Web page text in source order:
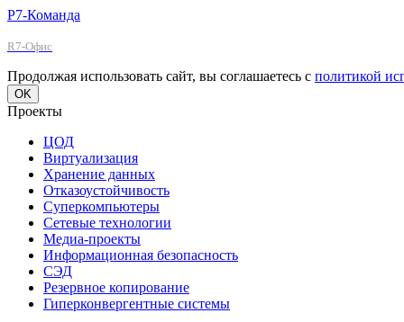
Р7-Команда
R7-Офис
Продолжая использовать сайт, вы соглашаетесь с политикой
OK
Проекты
ЦОД
Виртуализация
Хранение данных
Отказоустойчивость
Суперкомпьютеры
Сетевые технологии
Медиа-проекты
Информационная безопасность
СЭД
Резервное копирование
Гиперконвергентные системы